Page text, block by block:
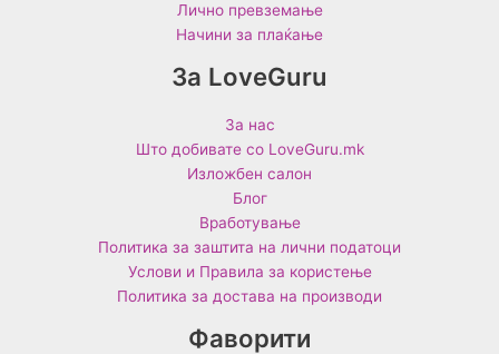
Лично превземање
Начини за плаќање
За LoveGuru
За нас
Што добивате со LoveGuru.mk
Изложбен салон
Блог
Вработување
Политика за заштита на лични податоци
Услови и Правила за користење
Политика за достава на производи
Фаворити